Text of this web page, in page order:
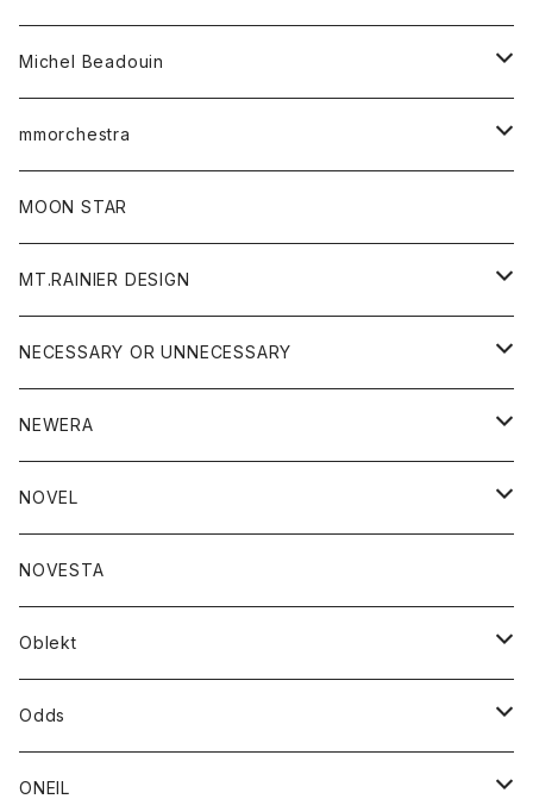
ポロシャツ
ロングスリーブTシャツ
フリース
ベルト
Michel Beadouin
トップス
ジャケット
ニット
パンツ
mmorchestra
帽子
MOON STAR
MT.RAINIER DESIGN
アウター
コート
ジャケット
アクセサリー
バッグ
グッズ
ウォレット
靴
トップス
ジャケット
シャツ
ボトム
ショートパンツ
パンツ
レディース
シャツ
NECESSARY OR UNNECESSARY
アウター
コート
ジャケット
アクセサリー
バッグ
ブレスレット
グッズ
靴
ストール/マフラー
トップス
シャツ
シャツジャケット
ボトム
ショートパンツ
NEWERA
帽子
NOVEL
トップス
カットソー
スエット
ボトム
NOVESTA
Oblekt
ボトム
ショートパンツ
レディース
Odds
帽子
ONEIL